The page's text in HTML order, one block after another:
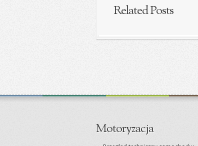
Related Posts
Motoryzacja